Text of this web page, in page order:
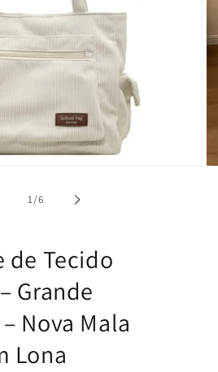
1/de
6
de Tecido
Grande
Nova Mala
Lona